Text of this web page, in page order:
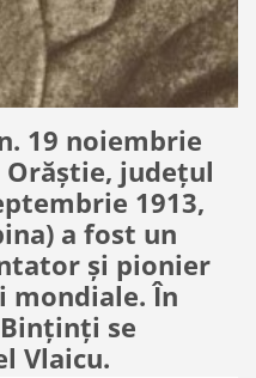
noiembrie
județul
1913,
a fost un
și pionier
mondiale. În
se
Vlaicu.